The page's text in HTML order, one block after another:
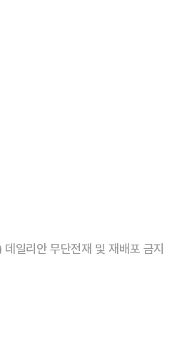
일리안 무단전재 및 재배포 금지